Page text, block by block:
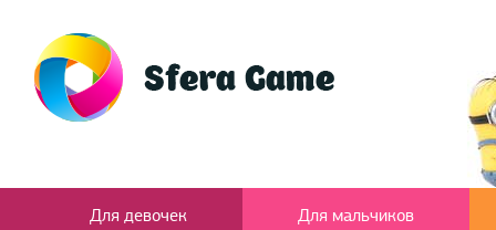
Для девочек Для мальчиков